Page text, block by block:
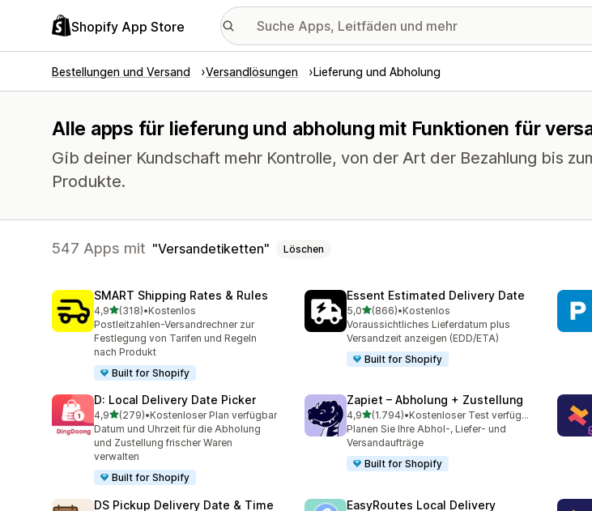
Shopify App Store
Bestellungen und Versand Versandlösungen Lieferung und Abholung
Alle apps für lieferung und abholung mit Funktionen für
Gib deiner Kundschaft mehr Kontrolle, von der Art der Bezahlung bis
Produkte.
547 Apps mit Versandetiketten Löschen
SMART Shipping Rates & Rules
4,9von 5 Sternen
(318)
318 Rezensionen insgesamt
•Kostenlos
Postleitzahlen-Versandrechner zur
Festlegung von Tarifen und Regeln
nach Produkt
Built for Shopify
Essent Estimated Delivery Date
5,0von 5 Sternen
(866)
866 Rezensionen insgesamt
•Kostenlos
Voraussichtliches Lieferdatum plus
Versandzeit anzeigen (EDD/ETA)
Built for Shopify
D: Local Delivery Date Picker
4,9von 5 Sternen
(279)
279 Rezensionen insgesamt
•Kostenloser Plan verfügbar
Datum und Uhrzeit für die Abholung
und Zustellung frischer Waren
verwalten
Built for Shopify
Zapiet – Abholung + Zustellung
4,9von 5 Sternen
(1.794)
1794 Rezensionen insgesamt
•
Kostenloser Test verfügbar
Planen Sie Ihre Abhol-, Liefer- und
Versandaufträge
Built for Shopify
DS Pickup Delivery Date & Time EasyRoutes Local Delivery